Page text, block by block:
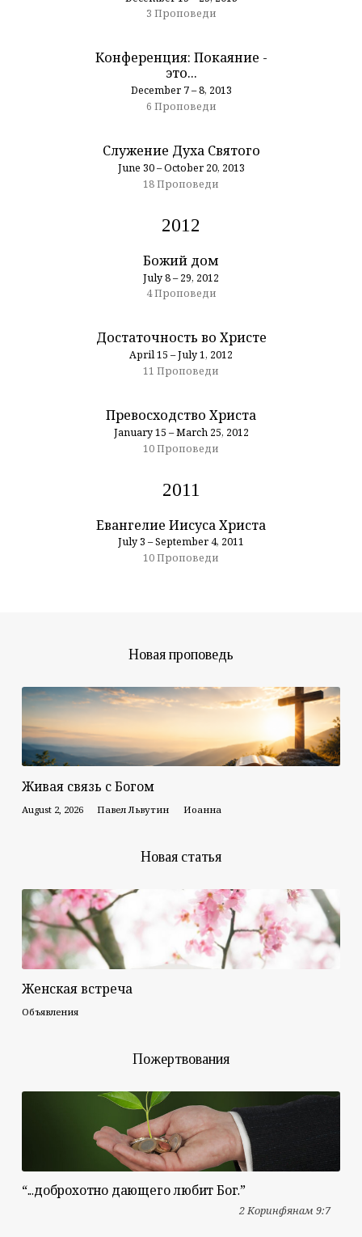
3 Проповеди
Конференция: Покаяние -
это...
December 7 – 8, 2013
6 Проповеди
Служение Духа Святого
June 30 – October 20, 2013
18 Проповеди
2012
Божий дом
July 8 – 29, 2012
4 Проповеди
Достаточность во Христе
April 15 – July 1, 2012
11 Проповеди
Превосходство Христа
January 15 – March 25, 2012
10 Проповеди
2011
Евангелие Иисуса Христа
July 3 – September 4, 2011
10 Проповеди
Новая проповедь
Живая связь с Богом
August 2, 2026 Павел Львутин Иоанна
Новая статья
Женская встреча
Объявления
Пожертвования
“...доброхотно дающего любит Бог.”
2 Коринфянам 9:7